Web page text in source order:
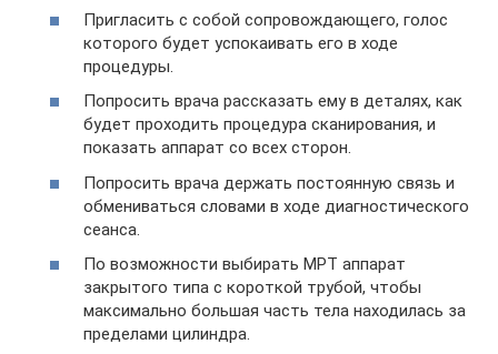
Пригласить с собой сопровождающего, голос
которого будет успокаивать его в ходе
процедуры.
Попросить врача рассказать ему в деталях, как
будет проходить процедура сканирования, и
показать аппарат со всех сторон.
Попросить врача держать постоянную связь и
обмениваться словами в ходе диагностического
сеанса.
По возможности выбирать МРТ аппарат
закрытого типа с короткой трубой, чтобы
максимально большая часть тела находилась за
пределами цилиндра.